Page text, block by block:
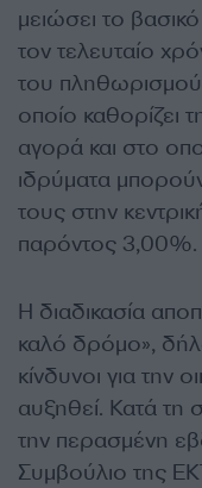
μειώσει το
τον τελευταίο
του
οποίο καθορίζει
αγορά και στο
ιδρύματα
τους στην
παρόντος 3,00%.
Η διαδικασία
καλό δρόμο»,
κίνδυνοι για την
αυξηθεί. Κατά τη
την περασμένη
Συμβούλιο της